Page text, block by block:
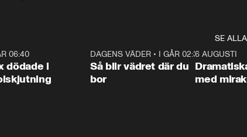
SE ALLA
06:40
dödade i
1:06
DAGENS VÄDER • I GÅR 02:30
Så blir vädret där du
bor
6 AUGUSTI
med